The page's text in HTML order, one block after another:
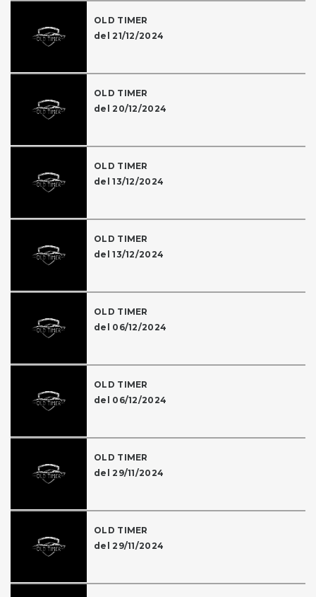
OLD TIMER
del 21/12/2024
OLD TIMER
del 20/12/2024
OLD TIMER
del 13/12/2024
OLD TIMER
del 13/12/2024
OLD TIMER
del 06/12/2024
OLD TIMER
del 06/12/2024
OLD TIMER
del 29/11/2024
OLD TIMER
del 29/11/2024